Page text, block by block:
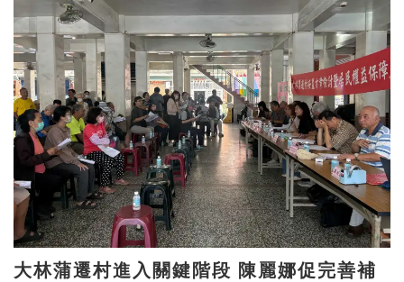
大林蒲遷村進入關鍵階段 陳麗娜促完善補